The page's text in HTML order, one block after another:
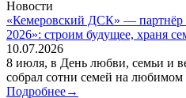
Новости
«Кемеровский ДСК» — партнёр
2026»: строим будущее, храня
10.07.2026
8 июля, в День любви, семьи и
собрал сотни семей на
Подробнее→